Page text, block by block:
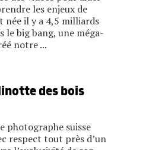
les enjeux de
née il y a 4,5 milliards
le big bang, une méga-
notre ...
des bois
photographe suisse
respect tout près d’un